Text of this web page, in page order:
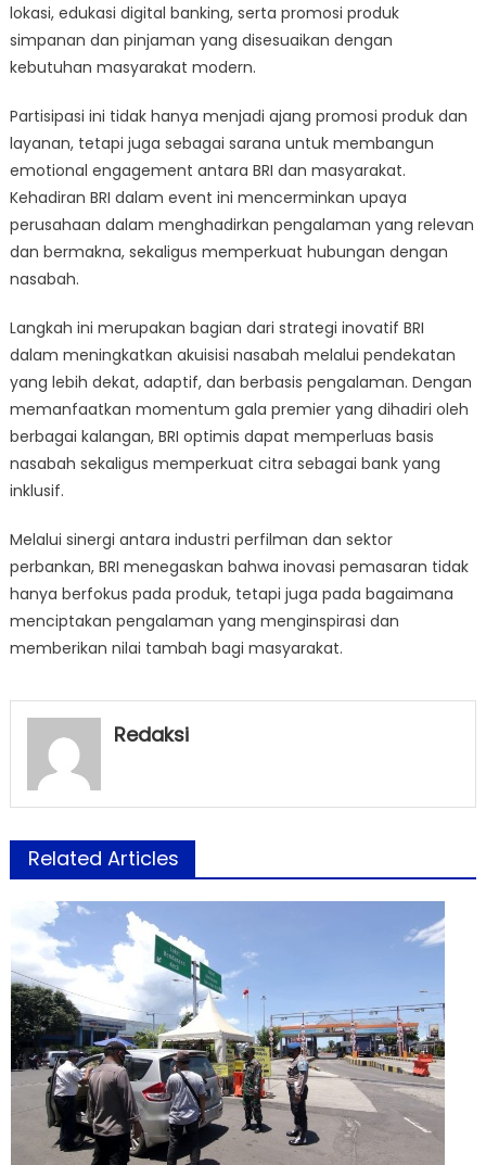
lokasi, edukasi digital banking, serta promosi produk
simpanan dan pinjaman yang disesuaikan dengan
kebutuhan masyarakat modern.
Partisipasi ini tidak hanya menjadi ajang promosi produk dan
layanan, tetapi juga sebagai sarana untuk membangun
emotional engagement antara BRI dan masyarakat.
Kehadiran BRI dalam event ini mencerminkan upaya
perusahaan dalam menghadirkan pengalaman yang relevan
dan bermakna, sekaligus memperkuat hubungan dengan
nasabah.
Langkah ini merupakan bagian dari strategi inovatif BRI
dalam meningkatkan akuisisi nasabah melalui pendekatan
yang lebih dekat, adaptif, dan berbasis pengalaman. Dengan
memanfaatkan momentum gala premier yang dihadiri oleh
berbagai kalangan, BRI optimis dapat memperluas basis
nasabah sekaligus memperkuat citra sebagai bank yang
inklusif.
Melalui sinergi antara industri perfilman dan sektor
perbankan, BRI menegaskan bahwa inovasi pemasaran tidak
hanya berfokus pada produk, tetapi juga pada bagaimana
menciptakan pengalaman yang menginspirasi dan
memberikan nilai tambah bagi masyarakat.
Redaksi
Related Articles